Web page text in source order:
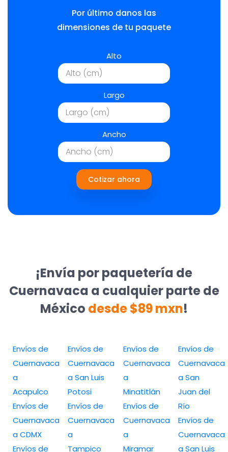
Por último danos las
dimensiones de tu paquete
Alto
Largo
Ancho
Cotizar ahora
¡Envía por paquetería de
Cuernavaca a cualquier parte de
México desde $89 mxn!
Envíos de
Cuernavaca
a
Acapulco
Envíos de
Cuernavaca
a CDMX
Envíos de
Envíos de
Cuernavaca
a San Luis
Potosi
Envíos de
Cuernavaca
a
Tampico
Envíos de
Cuernavaca
a
Minatitlán
Envíos de
Cuernavaca
a
Miramar
Envíos de
Cuernavaca
a San
Juan del
Río
Envíos de
Cuernavaca
a San Luis